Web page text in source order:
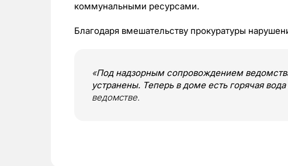
коммунальными ресурсами.
Благодаря вмешательству прокуратуры
«Под надзорным сопровождением
устранены. Теперь в доме есть горячая
ведомстве.